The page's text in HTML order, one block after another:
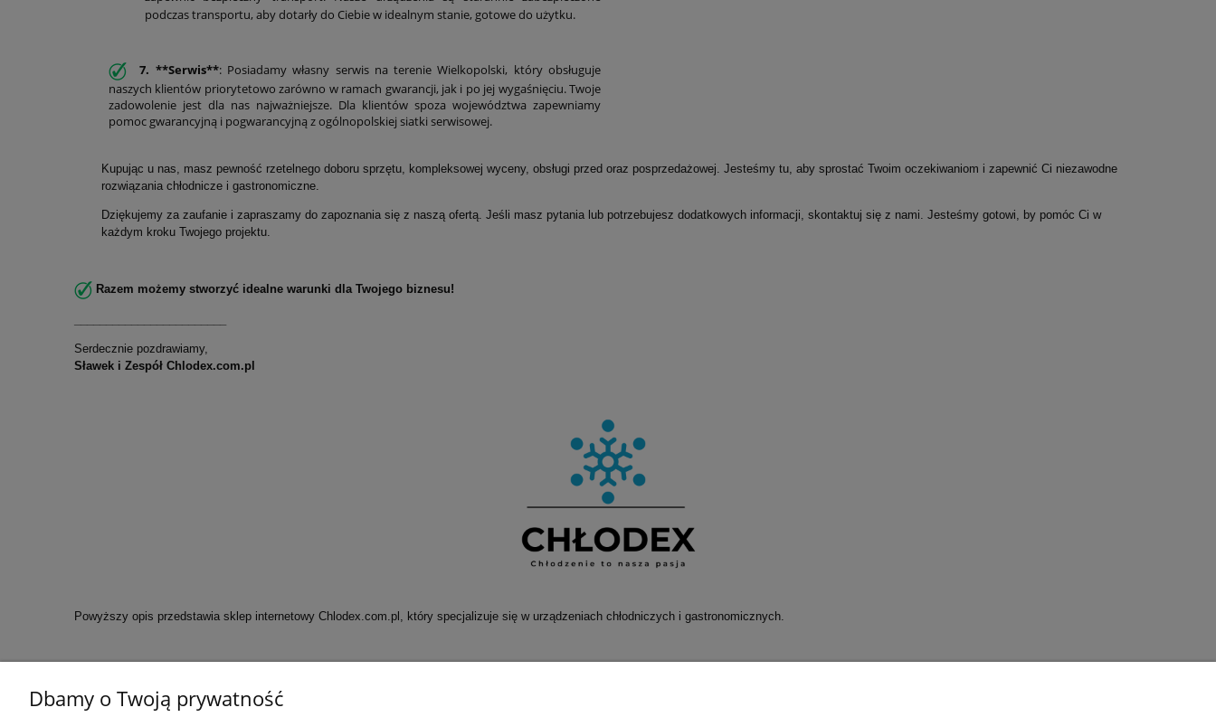
podczas transportu, aby dotarły do Ciebie w idealnym stanie, gotowe do użytku.
7. **Serwis**: Posiadamy własny serwis na terenie Wielkopolski, który obsługuje
naszych klientów priorytetowo zarówno w ramach gwarancji, jak i po jej wygaśnięciu. Twoje
zadowolenie jest dla nas najważniejsze. Dla klientów spoza województwa zapewniamy
pomoc gwarancyjną i pogwarancyjną z ogólnopolskiej siatki serwisowej.
Kupując u nas, masz pewność rzetelnego doboru sprzętu, kompleksowej wyceny, obsługi przed oraz posprzedażowej. Jesteśmy tu, aby sprostać Twoim oczekiwaniom i zapewnić Ci niezawodne
rozwiązania chłodnicze i gastronomiczne.
Dziękujemy za zaufanie i zapraszamy do zapoznania się z naszą ofertą. Jeśli masz pytania lub potrzebujesz dodatkowych informacji, skontaktuj się z nami. Jesteśmy gotowi, by pomóc Ci w
każdym kroku Twojego projektu.
Razem możemy stworzyć idealne warunki dla Twojego biznesu!
Serdecznie pozdrawiamy,
Sławek i Zespół Chlodex.com.pl
Powyższy opis przedstawia sklep internetowy Chlodex.com.pl, który specjalizuje się w urządzeniach chłodniczych i gastronomicznych.
Dbamy o Twoją prywatność